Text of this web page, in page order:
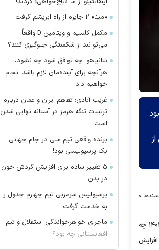
۰
این موقعیت پیچیده و بعضا متناقض باعث شده که پاسخ دادن به یک سوال واضح دشوار شود. اولویت اقتصاد ایران در ۱۴۰۲ چه
«مینا» ۲ جایزه از راه ابریشم گرفت
مکمل کلسیم و ویتامین D واقعاً
می‌توانند از شکستگی جلوگیری کنند؟
نتانیاهو: چه توافق شود چه نشود،
هرآنچه برای آینده‌مان لازم باشد انجام
خواهیم داد
غریب آبادی: تفاهم ایران و عمان درباره
ترتیبات تنگه هرمز در آستانه نهایی شدن
است
برنده واقعی تیم ملی در جام جهانی
یک پرسپولیسی بود!
۵ تغییر ساده برای افزایش گردش خون
در بدن
پرسپولیس سرمربی تیم چهارم جدول را
به خدمت گرفت
ماجرای خواهرخواندگی استقلال و تیم
افغانستانی چه بود؟